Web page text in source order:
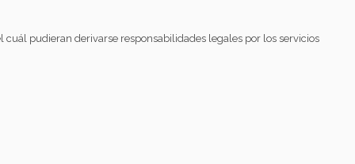
pudieran derivarse responsabilidades legales por los servicios